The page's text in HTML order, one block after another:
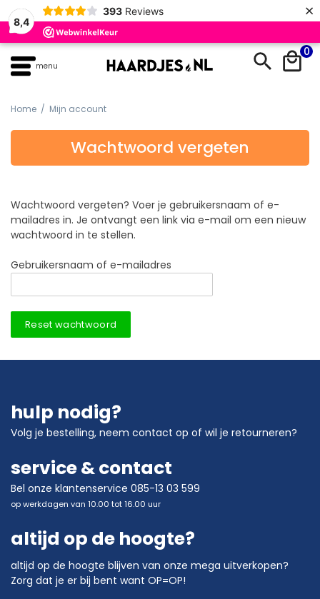
8,4
393 Reviews ×
Skip
content
menu
0
Home / Mijn account
Wachtwoord vergeten
Wachtwoord vergeten? Voer je gebruikersnaam of e-
mailadres in. Je ontvangt een link via e-mail om een nieuw
wachtwoord in te stellen.
Gebruikersnaam of e-mailadres
Reset wachtwoord
hulp nodig?
Volg je bestelling, neem contact op of wil je retourneren?
service & contact
Bel onze klantenservice 085-13 03 599
op werkdagen van 10.00 tot 16.00 uur
altijd op de hoogte?
altijd op de hoogte blijven van onze mega uitverkopen?
Zorg dat je er bij bent want OP=OP!